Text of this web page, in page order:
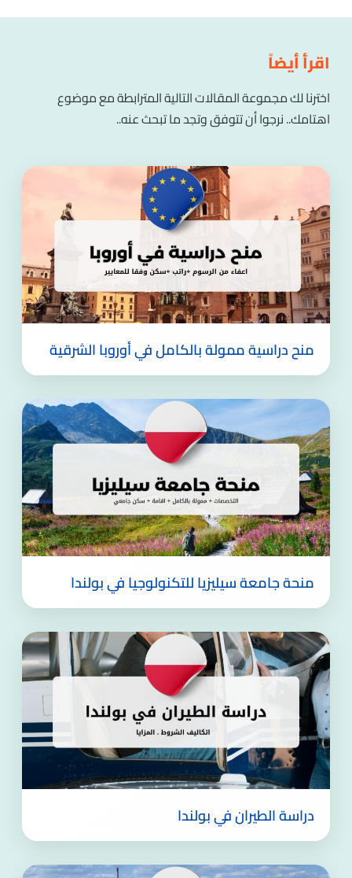
اقرأ أيضاً
اخترنا لك مجموعة المقالات التالية المترابطة مع موضوع
اهتامك.. نرجوا أن تتوفق وتجد ما تبحث عنه..
منح دراسية ممولة بالكامل في أوروبا الشرقية
منحة جامعة سيليزيا للتكنولوجيا في بولندا
دراسة الطيران في بولندا